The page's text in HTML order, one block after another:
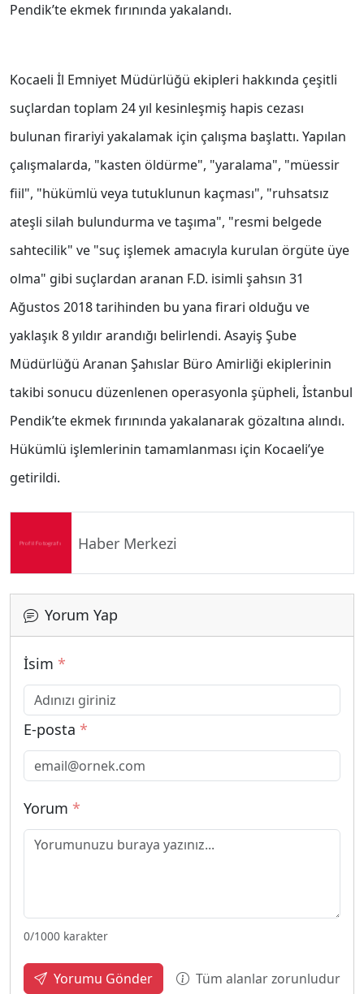
Pendik’te ekmek fırınında yakalandı.
Kocaeli İl Emniyet Müdürlüğü ekipleri hakkında çeşitli
suçlardan toplam 24 yıl kesinleşmiş hapis cezası
bulunan firariyi yakalamak için çalışma başlattı. Yapılan
çalışmalarda, "kasten öldürme", "yaralama", "müessir
fiil", "hükümlü veya tutuklunun kaçması", "ruhsatsız
ateşli silah bulundurma ve taşıma", "resmi belgede
sahtecilik" ve "suç işlemek amacıyla kurulan örgüte üye
olma" gibi suçlardan aranan F.D. isimli şahsın 31
Ağustos 2018 tarihinden bu yana firari olduğu ve
yaklaşık 8 yıldır arandığı belirlendi. Asayiş Şube
Müdürlüğü Aranan Şahıslar Büro Amirliği ekiplerinin
takibi sonucu düzenlenen operasyonla şüpheli, İstanbul
Pendik’te ekmek fırınında yakalanarak gözaltına alındı.
Hükümlü işlemlerinin tamamlanması için Kocaeli’ye
getirildi.
Haber Merkezi
Yorum Yap
İsim *
E-posta *
Yorum *
0/1000 karakter
Yorumu Gönder Tüm alanlar zorunludur